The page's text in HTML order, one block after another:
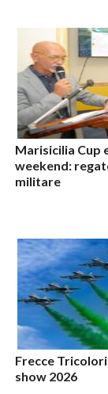
Marisicilia Cup
weekend:
militare
Frecce
show 2026